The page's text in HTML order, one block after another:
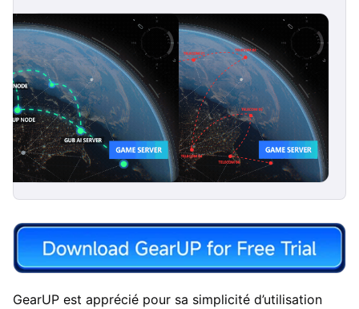
GearUP est apprécié pour sa simplicité d’utilisation